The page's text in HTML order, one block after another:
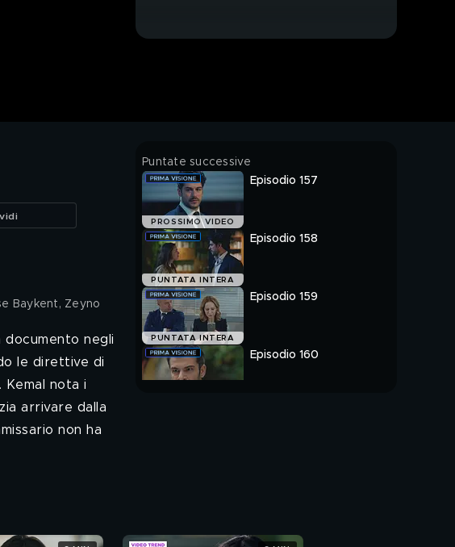
Baykent, Zeyno
negli
le direttive di
nota i
arrivare dalla
non ha
Puntate successive
PROSSIMO VIDEO
Episodio 157
PUNTATA INTERA
Episodio 158
PUNTATA INTERA
Episodio 159
Episodio 160